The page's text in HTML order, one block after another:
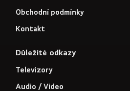
Obchodní podmínky
Kontakt
Důležité odkazy
Televizory
Audio / Video